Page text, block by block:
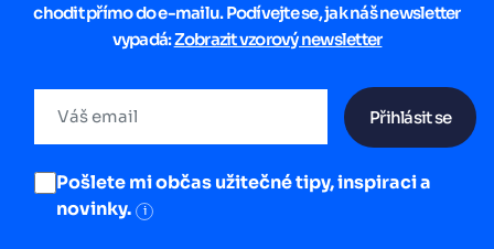
chodit přímo do e-mailu. Podívejte se, jak náš newsletter
vypadá:Zobrazit vzorový newsletter
Přihlásit se
Pošlete mi občas užitečné tipy, inspiraci a
novinky.
i